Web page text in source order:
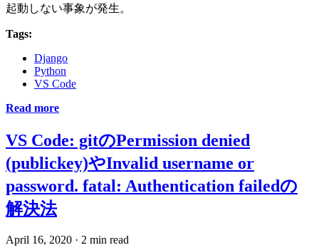
起動しない事象が発生。
Tags:
Django
Python
VS Code
Read more
VS Code: gitのPermission denied
(publickey)やInvalid username or
password. fatal: Authentication failedの
解決法
April 16, 2020 · 2 min read